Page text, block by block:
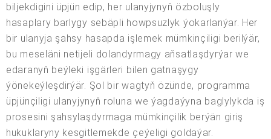
biljekdigini üpjün edip, her ulanyjynyň özboluşly
hasaplary barlygy sebäpli howpsuzlyk ýokarlanýar. Her
bir ulanyja şahsy hasapda işlemek mümkinçiligi berilýär,
bu meseläni netijeli dolandyrmagy aňsatlaşdyrýar we
edaranyň beýleki işgärleri bilen gatnaşygy
ýönekeýleşdirýär. Şol bir wagtyň özünde, programma
üpjünçiligi ulanyjynyň roluna we ýagdaýyna baglylykda iş
prosesini şahsylaşdyrmaga mümkinçilik berýän giriş
hukuklaryny kesgitlemekde çeýeligi goldaýar.